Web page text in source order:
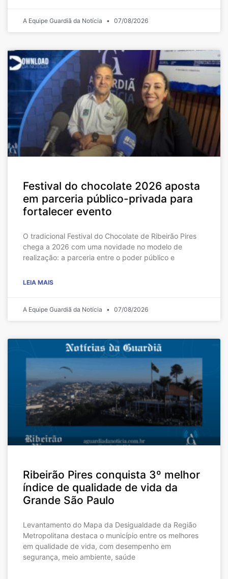
A Equipe Guardiã da Notícia 07/08/2026
Festival do chocolate 2026 aposta
em parceria público-privada para
fortalecer evento
O tradicional Festival do Chocolate de Ribeirão Pires
chega a 2026 com uma novidade no modelo de
realização: a parceria entre o poder público e
LEIA MAIS
A Equipe Guardiã da Notícia 07/08/2026
Ribeirão Pires conquista 3º melhor
índice de qualidade de vida da
Grande São Paulo
Levantamento do Mapa da Desigualdade da Região
Metropolitana destaca o município entre os melhores
em qualidade de vida, com desempenho em
segurança, meio ambiente, saúde